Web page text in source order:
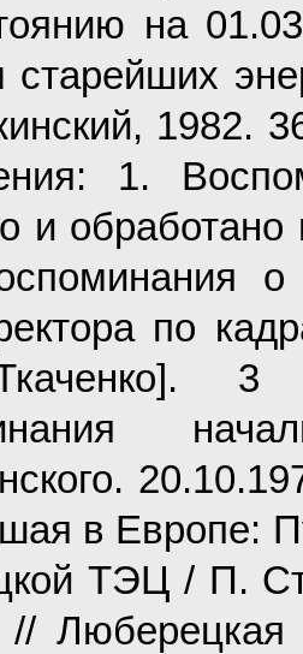
на
старейших
1982.
1.
и
о
по
в Европе:
ТЭЦ / П.